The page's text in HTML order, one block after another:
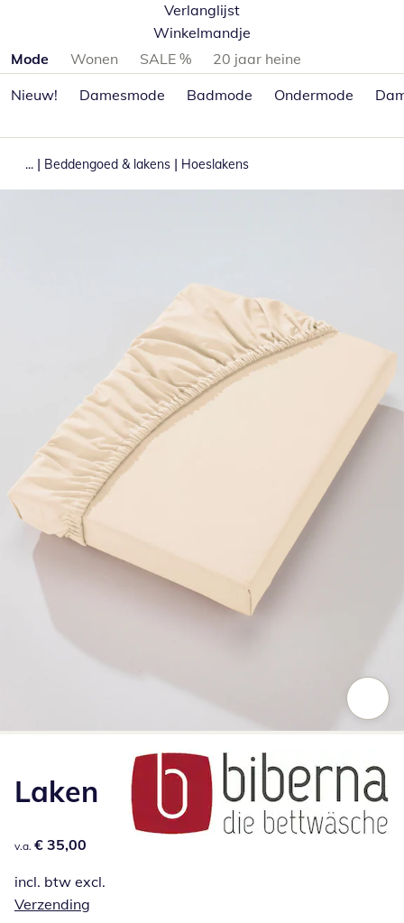
Verlanglijst
Winkelmandje
Productcategorieën overslaan
Mode Wonen SALE %
20 jaar heine
Nieuw!
Damesmode Badmode Ondermode
... | Beddengoed & lakens | Hoeslakens
Laken
€ 35,00
v.a. € 35,00
incl. btw excl.
Verzending